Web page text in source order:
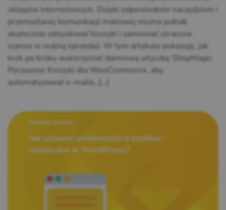
sklepów internetowych. Dzięki odpowiednim narzędziom i
przemyślanej komunikacji mailowej można jednak
skutecznie odzyskiwać koszyki i zamieniać utracone
szanse w realną sprzedaż. W tym artykule pokazuję, jak
krok po kroku wykorzystać darmową wtyczkę ShopMagic
Porzucone Koszyki dla WooCommerce, aby
automatyzować e-maile, […]